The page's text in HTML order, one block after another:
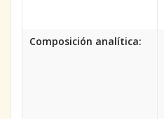
Composición analítica: